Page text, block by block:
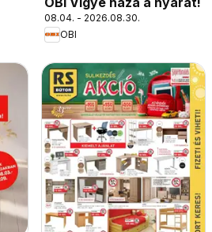
08.04. - 2026.08.30.
OBI